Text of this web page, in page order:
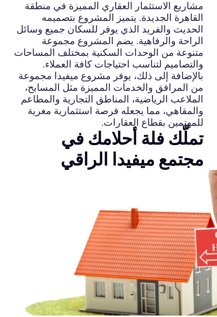
مشاريع الاستثمار العقاري المميزة في منطقة
القاهرة الجديدة. يتميز المشروع بتصميمه
الحديث والفريد الذي يوفر للسكان جميع وسائل
الراحة والرفاهية. يضم المشروع مجموعة
متنوعة من الوحدات السكنية بمختلف المساحات
والتصاميم لتناسب احتياجات كافة العملاء.
بالإضافة إلى ذلك، يوفر مشروع ميفيدا مجموعة
من المرافق والخدمات المميزة مثل المسابح،
الملاعب الرياضية، المناطق التجارية والمطاعم
والمقاهي، مما يجعله فرصة استثمارية مغرية
للمهتمين بقطاع العقارات.
تملّك فلة أحلامك في
مجتمع ميفيدا الراقي